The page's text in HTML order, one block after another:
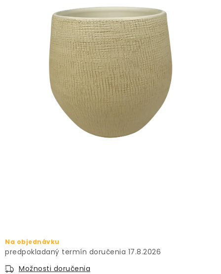
INTERIÉROVÉ DEKORÁCIE
NA OBJEDNÁVKU
KVETINÁČE A OBALY NA RASTLINY
ZNAČKY
Na objednávku
17.8.2026
Možnosti doručenia